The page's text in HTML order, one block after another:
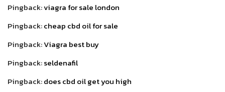
Pingback:viagra for sale london
Pingback:cheap cbd oil for sale
Pingback:Viagra best buy
Pingback:seldenafil
Pingback:does cbd oil get you high